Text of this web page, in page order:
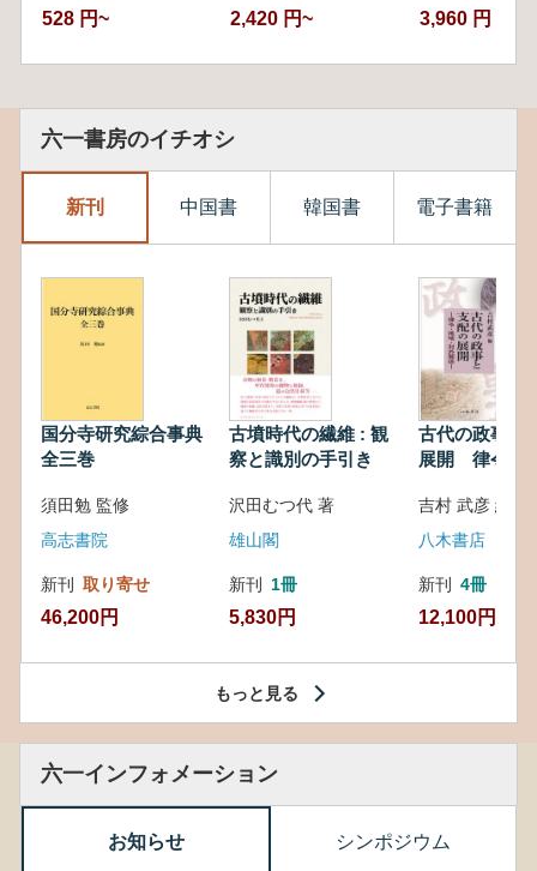
528 円~ 2,420 円~ 3,960 円
六一書房のイチオシ
新刊 中国書 韓国書 電子書籍
国分寺研究綜合事典
全三巻
須田勉 監修
高志書院
新刊 取り寄せ
46,200円
古墳時代の繊維 : 観
察と識別の手引き
沢田むつ代 著
雄山閣
新刊 1冊
5,830円
古代の政事と
展開 律令・
吉村 武彦 編集
八木書店
新刊 4冊
12,100円
もっと見る
六一インフォメーション
お知らせ シンポジウム